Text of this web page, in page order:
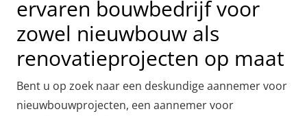
ervaren bouwbedrijf voor
zowel nieuwbouw als
renovatieprojecten op maat
Bent u op zoek naar een deskundige aannemer voor
nieuwbouwprojecten, een aannemer voor